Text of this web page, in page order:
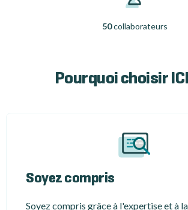
50collaborateurs
Pourquoi choisir
Soyez compris
Soyez compris grâce à l'expertise et à la